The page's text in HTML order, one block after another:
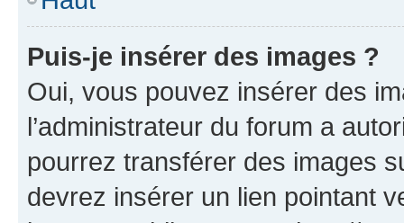
Puis-je insérer des images ?
Oui, vous pouvez insérer des
l’administrateur du forum a
pourrez transférer des images
devrez insérer un lien pointant